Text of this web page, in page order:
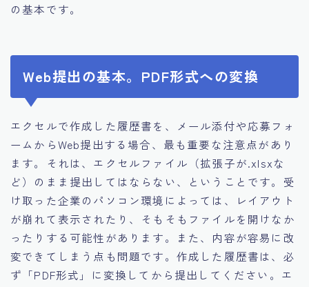
の基本です。
Web提出の基本。PDF形式への変換
エクセルで作成した履歴書を、メール添付や応募フォ
ームからWeb提出する場合、最も重要な注意点があり
ます。それは、エクセルファイル（拡張子が.xlsxな
ど）のまま提出してはならない、ということです。受
け取った企業のパソコン環境によっては、レイアウト
が崩れて表示されたり、そもそもファイルを開けなか
ったりする可能性があります。また、内容が容易に改
変できてしまう点も問題です。作成した履歴書は、必
ず「PDF形式」に変換してから提出してください。エ